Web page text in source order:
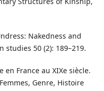
Nakedness and
50 (2): 189–219.
France au XIXe siècle.
Genre, Histoire